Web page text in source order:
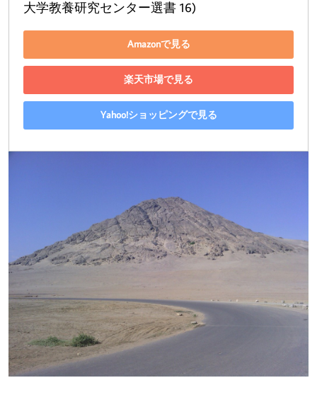
大学教養研究センター選書 16)
Amazonで見る
楽天市場で見る
Yahoo!ショッピングで見る